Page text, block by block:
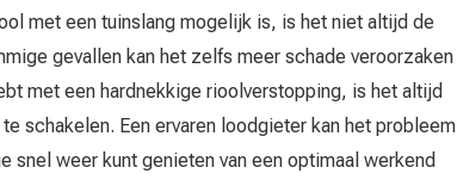
met een tuinslang mogelijk is, is het niet altijd de
gevallen kan het zelfs meer schade veroorzaken
met een hardnekkige rioolverstopping, is het altijd
schakelen. Een ervaren loodgieter kan het probleem
snel weer kunt genieten van een optimaal werkend